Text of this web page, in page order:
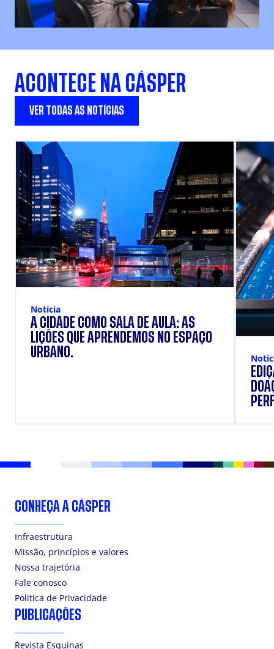
ACONTECE NA CÁSPER
VER TODAS AS NOTÍCIAS
Notícia
A CIDADE COMO SALA DE AULA: AS
LIÇÕES QUE APRENDEMOS NO ESPAÇO
URBANO.
CONHEÇA A CÁSPER
Infraestrutura
Missão, princípios e valores
Nossa trajetória
Fale conosco
Politica de Privacidade
PUBLICAÇÕES
Revista Esquinas